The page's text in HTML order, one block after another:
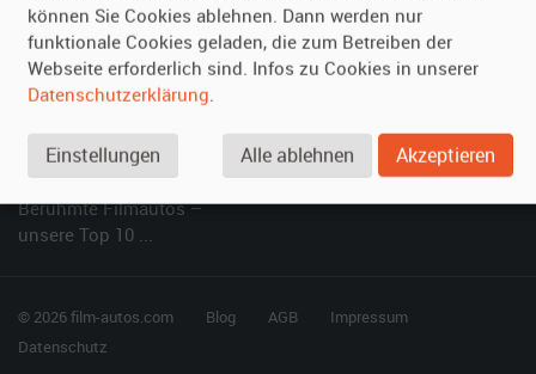
Oldtimer anmelden
Fotos senden
Fragen für Vermieter
Häufige Fragen (FAQ)
So funktioniert's
SPECIAL
Berühmte Filmautos –
unsere Top 10 ...
© 2026 film-autos.com Blog AGB
Impressum
Datenschutz
können Sie Cookies ablehnen. Dann werden nur
funktionale Cookies geladen, die zum Betreiben der
Webseite erforderlich sind. Infos zu Cookies in unserer
Datenschutzerklärung.
Einstellungen Alle ablehnen Akzeptieren